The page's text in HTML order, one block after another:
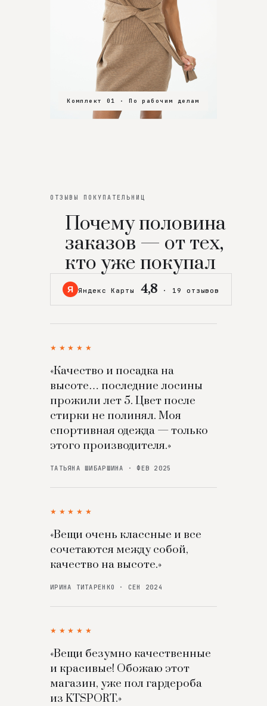
Комплект 01 · По рабочим делам
Комплект 02 · В зал
Комплект 03 · На особенный вечер
ОТЗЫВЫ ПОКУПАТЕЛЬНИЦ
Почему половина
заказов — от тех,
кто уже покупал
Я Яндекс Карты 4,8 · 19 отзывов
★★★★★
«Качество и посадка на
высоте… последние лосины
прожили лет 5. Цвет после
стирки не полинял. Моя
спортивная одежда — только
этого производителя.»
ТАТЬЯНА ШИБАРШИНА · ФЕВ 2025
★★★★★
«Вещи очень классные и все
сочетаются между собой,
качество на высоте.»
ИРИНА ТИТАРЕНКО · СЕН 2024
★★★★★
«Вещи безумно качественные
и красивые! Обожаю этот
магазин, уже пол гардероба
из KTSPORT.»